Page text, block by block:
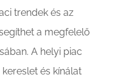
trendek és az
a megfelelő
A helyi piac
és kínálat